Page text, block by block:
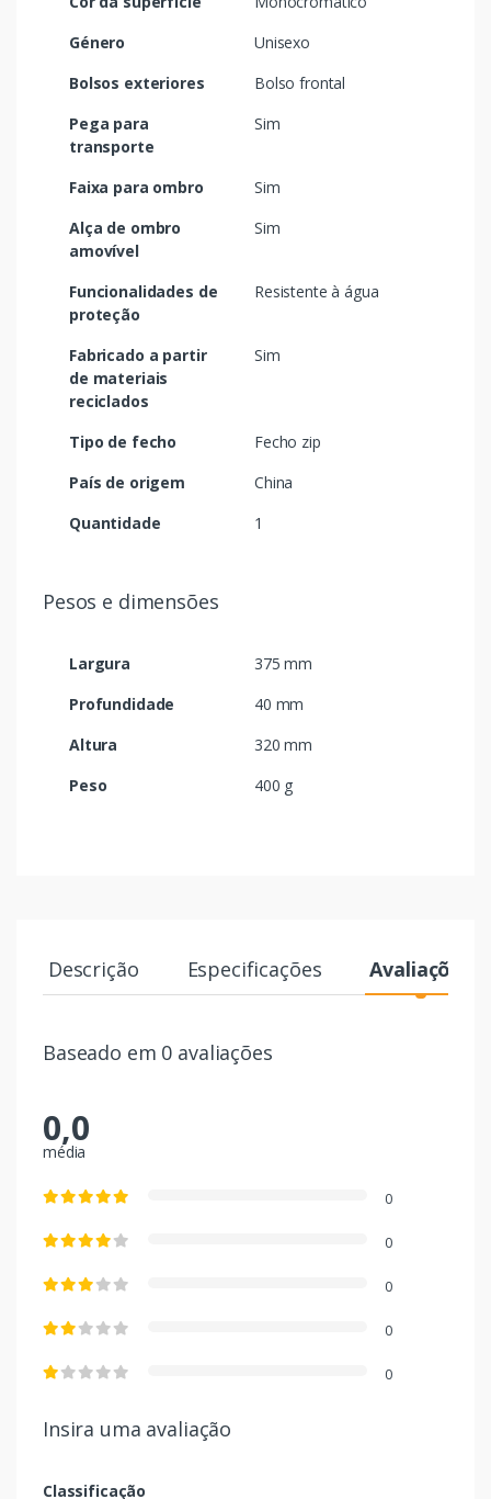
Género
Unisexo
Bolsos exteriores
Bolso frontal
Pega para
transporte
Sim
Faixa para ombro
Sim
Alça de ombro
amovível
Sim
Funcionalidades de
proteção
Resistente à água
Fabricado a partir
de materiais
reciclados
Sim
Tipo de fecho
Fecho zip
País de origem
China
Quantidade
1
Pesos e dimensões
Largura
375 mm
Profundidade
40 mm
Altura
320 mm
Peso
400 g
Descrição Especificações Avaliações
Baseado em 0 avaliações
0,0
média
0
0
0
0
0
Insira uma avaliação
Classificação